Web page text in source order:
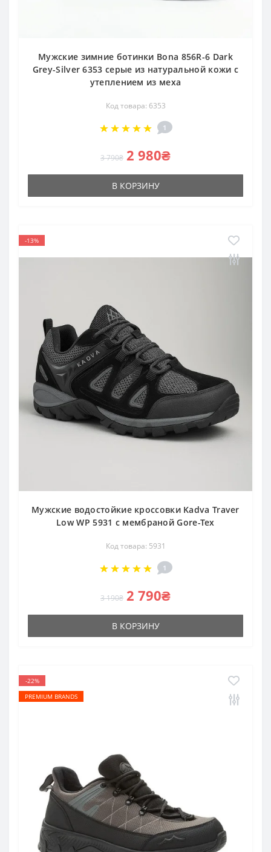
Мужские зимние ботинки Bona 856R-6 Dark
Grey-Silver 6353 серые из натуральной кожи с
утеплением из меха
Код товара: 6353
1
3 790₴ 2 980₴
В КОРЗИНУ
-13%
Мужские водостойкие кроссовки Kadva Traver
Low WP 5931 с мембраной Gore-Tex
Код товара: 5931
1
3 190₴ 2 790₴
В КОРЗИНУ
-22%
PREMIUM BRANDS